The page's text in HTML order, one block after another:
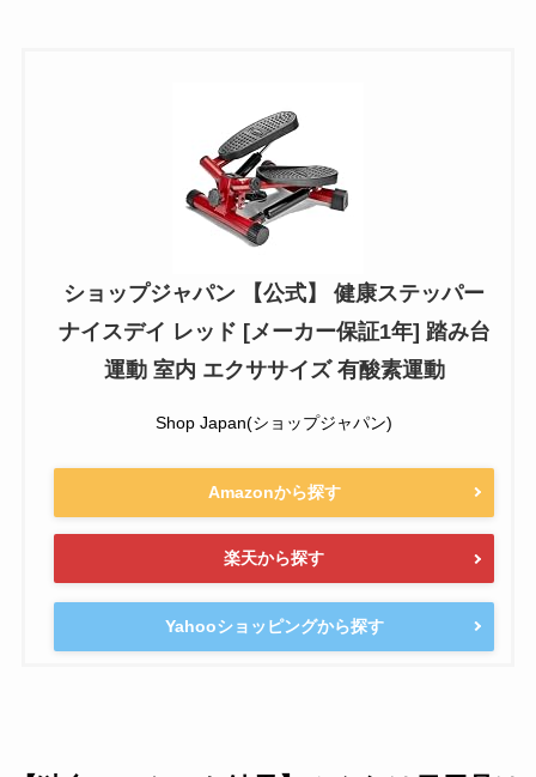
ショップジャパン 【公式】 健康ステッパー
ナイスデイ レッド [メーカー保証1年] 踏み台
運動 室内 エクササイズ 有酸素運動
Shop Japan(ショップジャパン)
Amazonから探す
楽天から探す
Yahooショッピングから探す